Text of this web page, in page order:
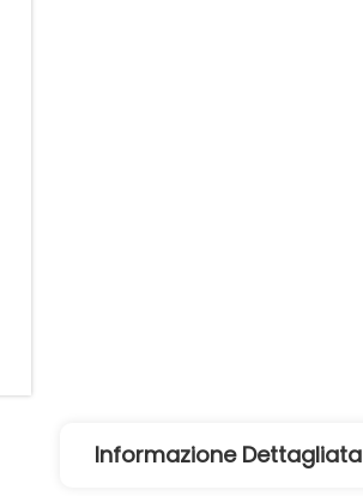
Informazione Dettagliata